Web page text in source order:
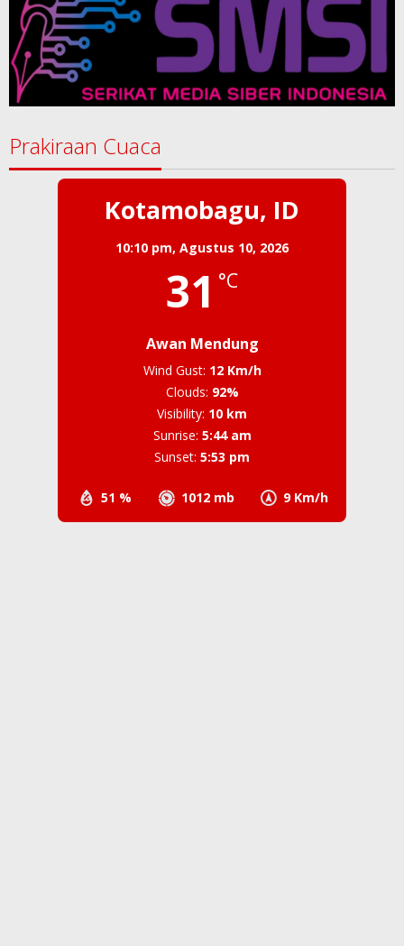
Prakiraan Cuaca
Kotamobagu, ID
10:10 pm, Agustus 10, 2026
31 °C
Awan Mendung
51 % 1012 mb 9 Km/h
Wind Gust: 12 Km/h
Clouds: 92%
Visibility: 10 km
Sunrise: 5:44 am
Sunset: 5:53 pm